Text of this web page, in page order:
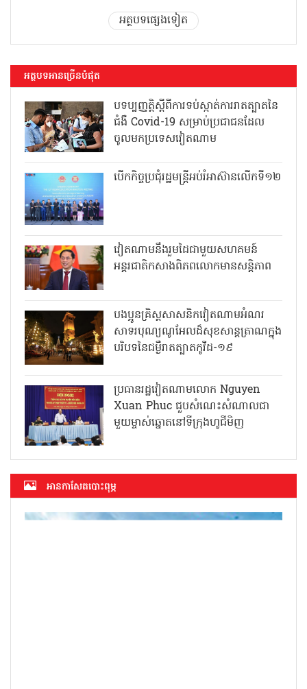
អត្ថបទផ្សេងទៀត
អត្ថបទអានច្រើនបំផុត
បទប្បញ្ញត្តិស្តីពីការទប់ស្កាត់ការរាតត្បាតនៃ
ជំងឺ Covid-19 សម្រាប់ប្រជាជនដែល
ចូលមកប្រទេសវៀតណាម
បើកកិច្ចប្រជុំរដ្ឋមន្ត្រីអប់រំអាស៊ានលើកទី១២
វៀតណាមនឹងរួមដៃជាមួយសហគមន៍
អន្តរជាតិកសាងពិភពលោកមានសន្តិភាព
បងប្អូនគ្រិស្តសាសនិកវៀតណាមអំណរ
សាទរបុណ្យណូអែលដ៏សុខសាន្តត្រាណក្នុង
បរិបទនៃជម្ងឺរាតត្បាតកូវីដ-១៩
ប្រធានរដ្ឋវៀតណាមលោក Nguyen
Xuan Phuc ជួបសំណេះសំណាលជា
មួយម្ចាស់ឆ្នោតនៅទីក្រុងហូជីមិញ
អាន​កាសែត​បោះពុម្ភ